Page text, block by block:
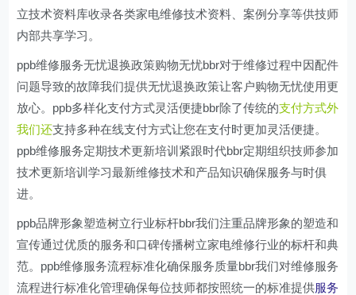
立技术资料库收录各类家电维修技术资料、案例分享等供技师
内部共享学习。
ppb维修服务无忧退换政策购物无忧bbr对于维修过程中因配件
问题导致的故障我们提供无忧退换政策让客户购物无忧使用更
放心。ppb多样化支付方式灵活便捷bbr除了传统的支付方式外
我们还支持多种在线支付方式让您在支付时更加灵活便捷。
ppb维修服务定期技术更新培训紧跟时代bbr定期组织技师参加
技术更新培训学习最新维修技术和产品知识确保服务与时俱
进。
ppb品牌形象塑造树立行业标杆bbr我们注重品牌形象的塑造和
宣传通过优质的服务和口碑传播树立家电维修行业的标杆和典
范。ppb维修服务流程标准化确保服务质量bbr我们对维修服务
流程进行标准化管理确保每位技师都按照统一的标准提供服务